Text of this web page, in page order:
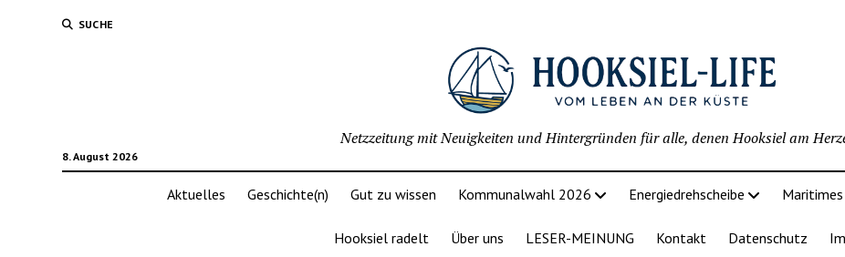
SUCHE
8. August 2026
Netzzeitung mit Neuigkeiten und Hintergründen für alle, denen Hooksiel am
Aktuelles Geschichte(n) Gut zu wissen Kommunalwahl 2026 Energiedrehscheibe Maritimes
Hooksiel radelt Über uns LESER-MEINUNG Kontakt Datenschutz